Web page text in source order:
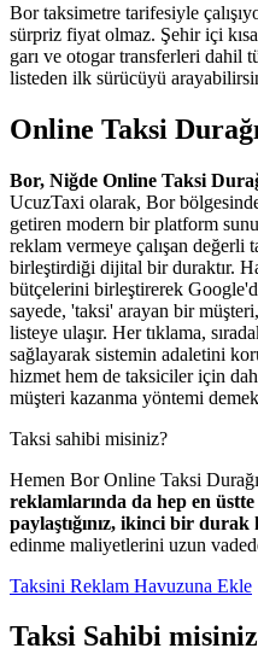
Bor taksimetre tarifesiyle
sürpriz fiyat olmaz. Şehir içi
garı ve otogar transferleri dahil
listeden ilk sürücüyü
Online Taksi
Bor, Niğde Online Taksi
UcuzTaxi olarak, Bor
getiren modern bir platform
reklam vermeye çalışan değerli
birleştirdiği dijital bir duraktır.
bütçelerini birleştirerek
sayede, 'taksi' arayan bir
listeye ulaşır. Her tıklama,
sağlayarak sistemin adaletini
hizmet hem de taksiciler için
müşteri kazanma yöntemi
Taksi sahibi misiniz?
Hemen Bor Online Taksi
reklamlarında da hep en
paylaştığınız, ikinci bir durak
edinme maliyetlerini uzun
Taksini Reklam Havuzuna Ekle
Taksi Sahibi